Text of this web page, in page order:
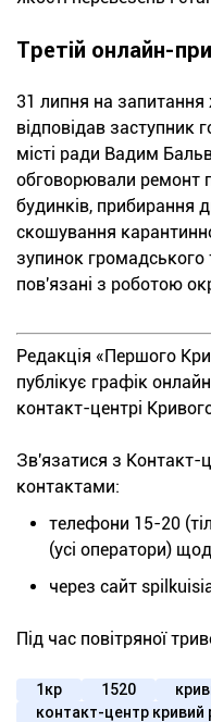
Третій онлайн-
31 липня на запитання
відповідав заступник
місті ради Вадим
обговорювали ремонт
будинків, прибирання
скошування
зупинок громадського
пов'язані з роботою
Редакція «Першого
публікує графік
контакт-центрі
Зв'язатися з
контактами:
телефони 15-20
(усі оператори)
через сайт
Під час повітряної
1кр 1520
контакт-центр кривий